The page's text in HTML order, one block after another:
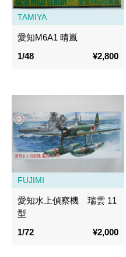
TAMIYA
愛知M6A1 晴嵐
1/48
¥2,800
FUJIMI
愛知水上偵察機 瑞雲 11
型
1/72
¥2,000